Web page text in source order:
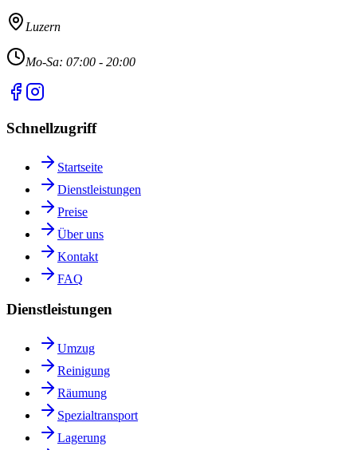
Luzern
Mo-Sa: 07:00 - 20:00
Schnellzugriff
Startseite
Dienstleistungen
Preise
Über uns
Kontakt
FAQ
Dienstleistungen
Umzug
Reinigung
Räumung
Spezialtransport
Lagerung